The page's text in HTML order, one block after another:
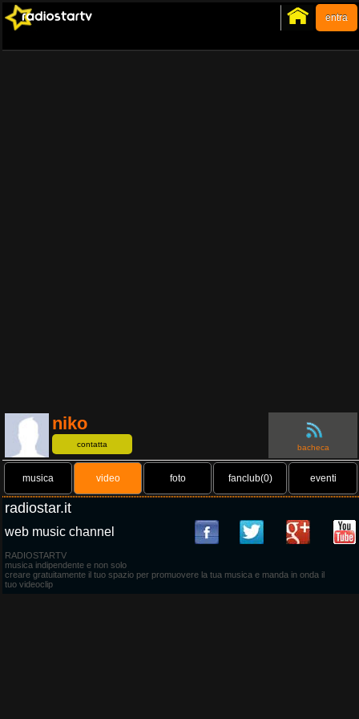
entra
niko
contatta bacheca
musica video foto fanclub(0) eventi
radiostar.it
web music channel
RADIOSTARTV
musica indipendente e non solo
creare gratuitamente il tuo spazio per promuovere la tua musica e manda in onda il
tuo videoclip